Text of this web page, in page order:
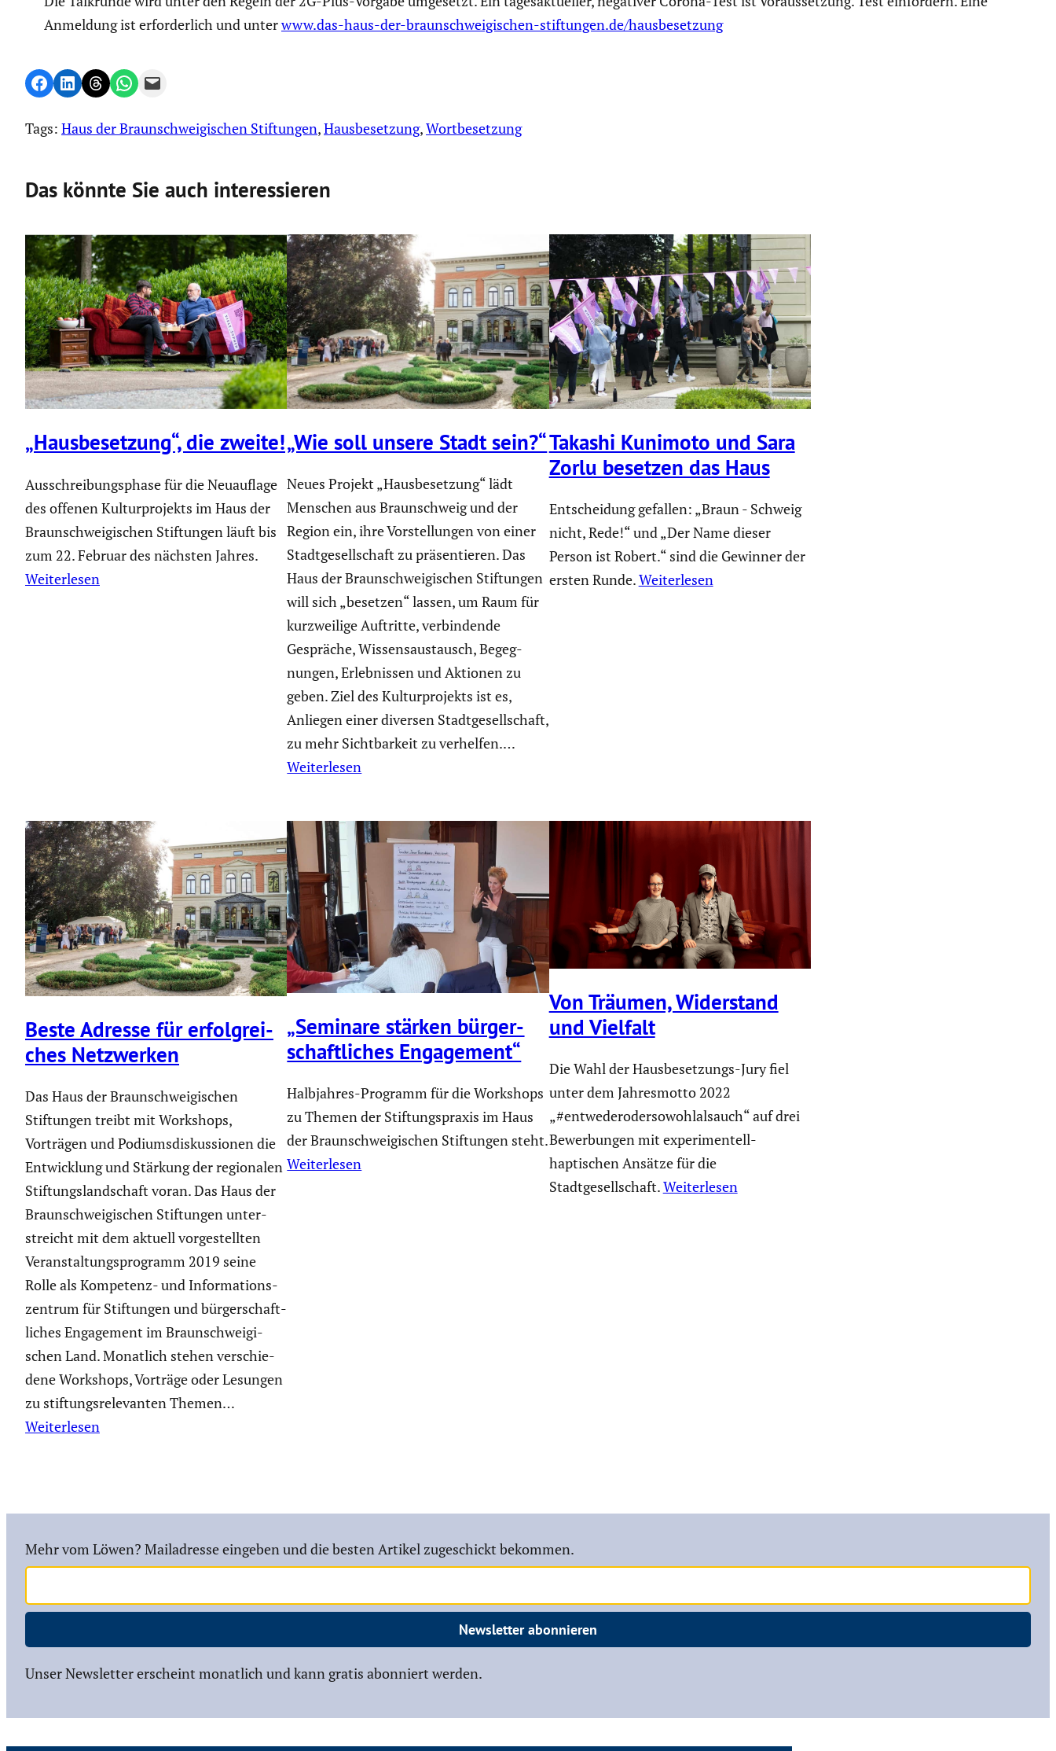
Anmeldung ist erfor­der­lich und unterwww.das-haus-der-braunschweigischen-stiftungen.de/hausbesetzung
Share on Facebook
Share on LinkedIn
Share on Threads
Share on WhatsApp
Email this Page
Tags: Haus der Braunschweigischen Stiftungen, Hausbesetzung, Wortbesetzung
Das könnte Sie auch interessieren
„Hausbe­set­zung“, die zweite!
Ausschreibungsphase für die Neuauflage
des offenen Kulturprojekts im Haus der
Braunschweigischen Stiftungen läuft bis
zum 22. Februar des nächsten Jahres.
Weiterlesen
„Wie soll unsere Stadt sein?“
Neues Projekt „Hausbe­set­zung“ lädt
Menschen aus Braun­schweig und der
Region ein, ihre Vorstel­lungen von einer
Stadt­ge­sell­schaft zu präsen­tieren. Das
Haus der Braun­schwei­gi­schen Stiftungen
will sich „besetzen“ lassen, um Raum für
kurzwei­lige Auftritte, verbin­dende
Gespräche, Wissens­aus­tausch, Begeg­
nungen, Erleb­nissen und Aktionen zu
geben. Ziel des Kultur­pro­jekts ist es,
Anliegen einer diversen Stadt­ge­sell­schaft,
zu mehr Sicht­bar­keit zu verhelfen.…
Weiterlesen
Takashi Kunimoto und Sara
Zorlu besetzen das Haus
Entscheidung gefallen: „Braun - Schweig
nicht, Rede!“ und „Der Name dieser
Person ist Robert.“ sind die Gewinner der
ersten Runde.Weiterlesen
Beste Adresse für erfolg­rei­
ches Netzwerken
Das Haus der Braun­schwei­gi­schen
Stiftungen treibt mit Workshops,
Vorträgen und Podiums­dis­kus­sionen die
Entwick­lung und Stärkung der regio­nalen
Stiftungs­land­schaft voran. Das Haus der
Braun­schwei­gi­schen Stiftungen unter­
streicht mit dem aktuell vorge­stellten
Veran­stal­tungs­pro­gramm 2019 seine
Rolle als Kompetenz- und Infor­ma­ti­ons­
zen­trum für Stiftungen und bürger­schaft­
li­ches Engage­ment im Braun­schwei­gi­
schen Land. Monatlich stehen verschie­
dene Workshops, Vorträge oder Lesungen
zu stiftungs­re­le­vanten Themen…
Weiterlesen
„Seminare stärken bürger­
schaft­li­ches Engage­ment“
Halbjahres-Programm für die Workshops
zu Themen der Stiftungspraxis im Haus
der Braunschweigischen Stiftungen steht.
Weiterlesen
Von Träumen, Wider­stand
und Vielfalt
Die Wahl der Hausbesetzungs-Jury fiel
unter dem Jahresmotto 2022
„#entwederodersowohlalsauch“ auf drei
Bewerbungen mit experimentell-
haptischen Ansätze für die
Stadtgesellschaft.Weiterlesen
Mehr vom Löwen? Mailadresse eingeben und die besten Artikel zugeschickt bekommen.
Newsletter abonnieren
Unser Newsletter erscheint monatlich und kann gratis abonniert werden.